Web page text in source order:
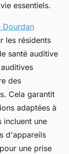
essentiels.
Dourdan
les résidents
santé auditive
des
Cela garantit
adaptées à
incluent une
d'appareils
une prise